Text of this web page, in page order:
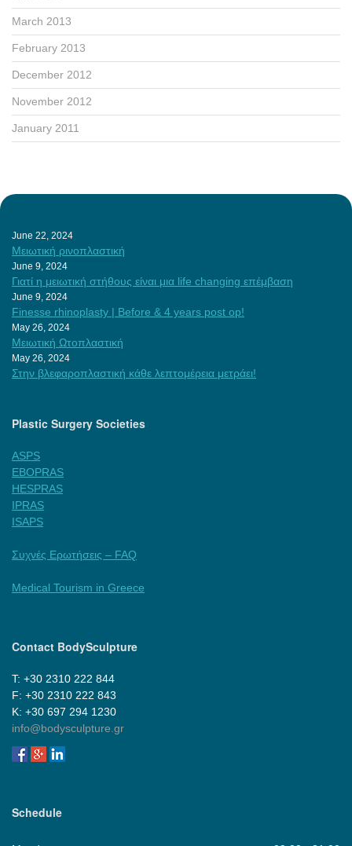
March 2013
February 2013
December 2012
November 2012
January 2011
June 22, 2024
Μειωτική ρινοπλαστική
June 9, 2024
Γιατί η μειωτική στήθους είναι μια life changing επέμβαση
June 9, 2024
Finesse rhinoplasty | Before & 4 years post op!
May 26, 2024
Μειωτική Ωτοπλαστική
May 26, 2024
Στην βλεφαροπλαστική κάθε λεπτομέρεια μετράει!
Plastic Surgery Societies
ASPS
EBOPRAS
HESPRAS
IPRAS
ISAPS
Συχνές Ερωτήσεις – FAQ
Medical Tourism in Greece
Contact BodySculpture
Τ: +30 2310 222 844
F: +30 2310 222 843
Κ: +30 697 294 1230
info@bodysculpture.gr
Schedule